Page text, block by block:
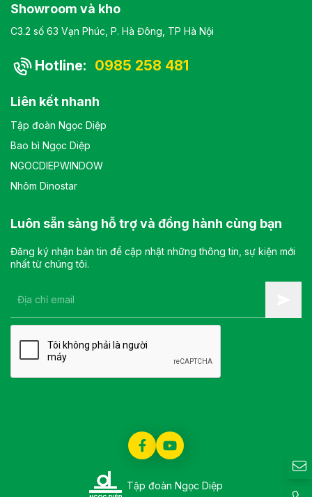
Showroom và kho
C3.2 số 63 Vạn Phúc, P. Hà Đông, TP Hà Nội
Hotline: 0985 258 481
Liên kết nhanh
Tập đoàn Ngọc Diệp
Bao bì Ngọc Diệp
NGOCDIEPWINDOW
Nhôm Dinostar
Luôn sẵn sàng hỗ trợ và đồng hành cùng bạn
Đăng ký nhận bản tin để cập nhật những thông tin, sự kiện mới
nhất từ chúng tôi.
Tập đoàn Ngọc Diệp